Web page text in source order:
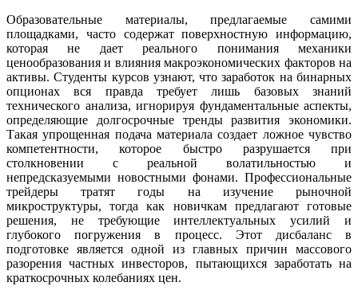
Образовательные материалы, предлагаемые самими
площадками, часто содержат поверхностную информацию,
которая не дает реального понимания механики
ценообразования и влияния макроэкономических факторов на
активы. Студенты курсов узнают, что заработок на бинарных
опционах вся правда требует лишь базовых знаний
технического анализа, игнорируя фундаментальные аспекты,
определяющие долгосрочные тренды развития экономики.
Такая упрощенная подача материала создает ложное чувство
компетентности, которое быстро разрушается при
столкновении с реальной волатильностью и
непредсказуемыми новостными фонами. Профессиональные
трейдеры тратят годы на изучение рыночной
микроструктуры, тогда как новичкам предлагают готовые
решения, не требующие интеллектуальных усилий и
глубокого погружения в процесс. Этот дисбаланс в
подготовке является одной из главных причин массового
разорения частных инвесторов, пытающихся заработать на
краткосрочных колебаниях цен.